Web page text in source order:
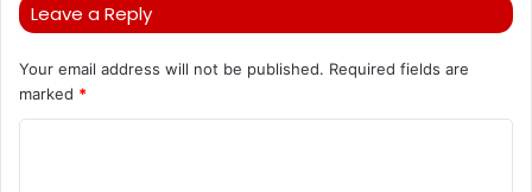
Leave a Reply
Your email address will not be published. Required fields are
marked *